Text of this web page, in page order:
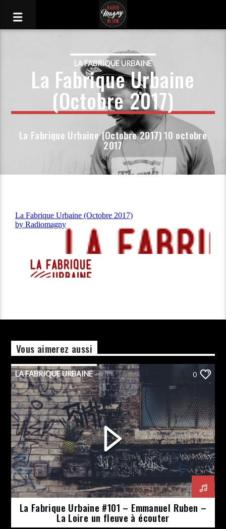
LA FABRIQUE URBAINE
La Fabrique Urbaine
(Octobre 2017)
La Fabrique Urbaine (Octobre 2017) 10 octobre
2017
Vous aimerez aussi
LA FABRIQUE URBAINE 0
La Fabrique Urbaine #101 – Emmanuel Ruben –
La Loire un fleuve à écouter